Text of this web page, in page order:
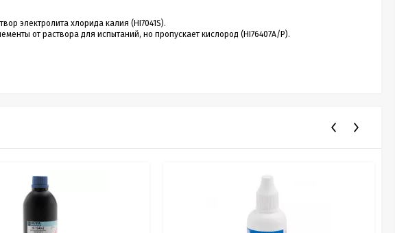
электролита хлорида калия (HI7041S).
от раствора для испытаний, но пропускает кислород (HI76407A/P).